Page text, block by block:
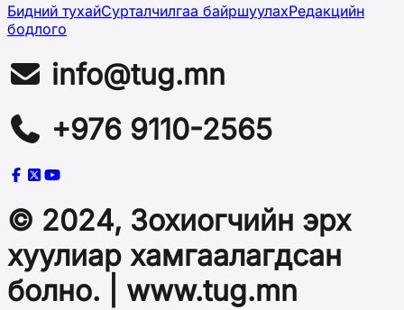
Бидний тухайСурталчилгаа байршуулахРедакцийн
бодлого
info@tug.mn
+976 9110-2565
© 2024, Зохиогчийн эрх
хуулиар хамгаалагдсан
болно. | www.tug.mn